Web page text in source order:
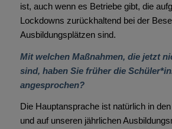
ist, auch wenn es Betriebe gibt, die
Lockdowns zurückhaltend bei der
Ausbildungsplätzen sind.
Mit welchen Maßnahmen, die jetzt
sind, haben Sie früher die
angesprochen?
Die Hauptansprache ist natürlich in
und auf unseren jährlichen